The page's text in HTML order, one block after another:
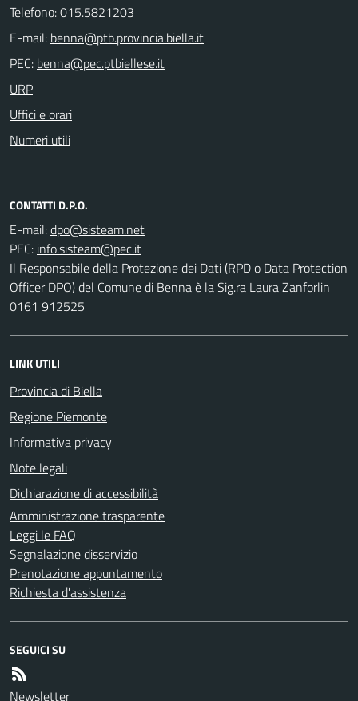
Telefono:015.5821203
E-mail:
PEC:
URP
Uffici e orari
Numeri utili
CONTATTI D.P.O.
E-mail:
PEC:
Il Responsabile della Protezione dei Dati (RPD o Data Protection
Officer DPO) del Comune di Benna è la Sig.ra Laura Zanforlin
0161 912525
LINK UTILI
Provincia di Biella
Regione Piemonte
Informativa privacy
Note legali
Dichiarazione di accessibilità
Amministrazione trasparente
Leggi le FAQ
Segnalazione disservizio
Prenotazione appuntamento
Richiesta d'assistenza
SEGUICI SU
Newsletter